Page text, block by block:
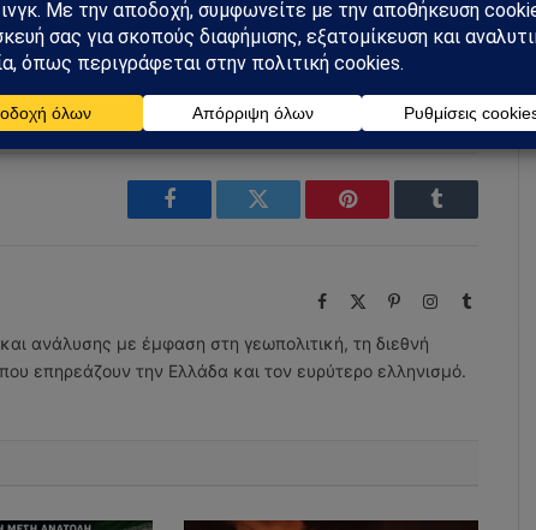
Ακολουθήστε στο YouTube
Facebook Twitter Pinterest Tumblr
Facebook PinterestInstagram
Tumblr
ανάλυσης με έμφαση στη γεωπολιτική, τη διεθνή
επηρεάζουν την Ελλάδα και τον ευρύτερο ελληνισμό.